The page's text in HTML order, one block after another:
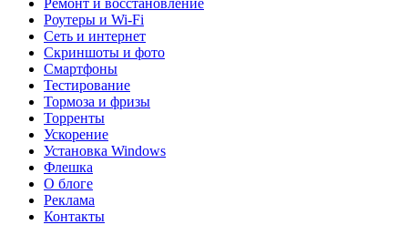
Ремонт и восстановление
Роутеры и Wi-Fi
Сеть и интернет
Скриншоты и фото
Смартфоны
Тестирование
Тормоза и фризы
Торренты
Ускорение
Установка Windows
Флешка
О блоге
Реклама
Контакты